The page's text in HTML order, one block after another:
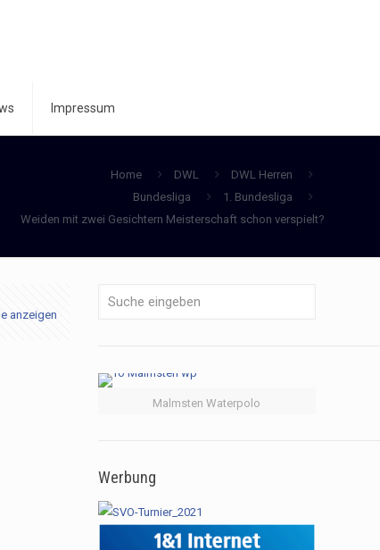
Impressum
Home DWL
DWL Herren
Bundesliga
1. Bundesliga
Weiden mit zwei Gesichtern Meisterschaft schon verspielt?
anzeigen
Malmsten Waterpolo
Werbung